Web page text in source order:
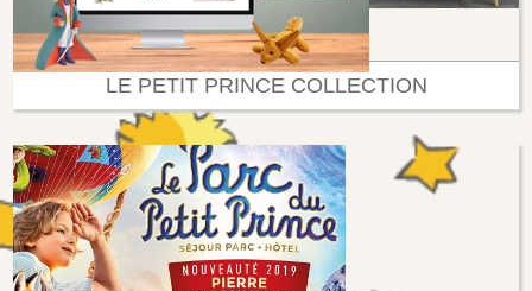
LE PETIT PRINCE COLLECTION